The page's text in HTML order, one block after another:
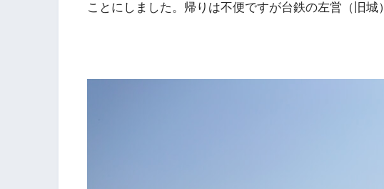
ことにしました。帰りは不便ですが台鉄の左営（旧城